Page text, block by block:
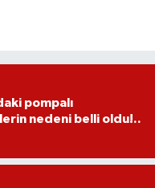
pompalı
nedeni belli oldu!..